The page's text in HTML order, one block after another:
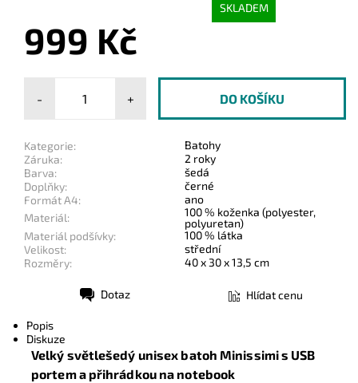
SKLADEM
999 Kč
- +
Kategorie:
Batohy
Záruka:
2 roky
Barva:
šedá
Doplňky:
černé
Formát A4:
ano
Materiál:
100 % koženka (polyester,
polyuretan)
Materiál podšívky:
100 % látka
Velikost:
střední
Rozměry:
40 x 30 x 13,5 cm
Dotaz Hlídat cenu
Popis
Diskuze
Velký světlešedý unisex batoh Minissimi s USB
portem a přihrádkou na notebook